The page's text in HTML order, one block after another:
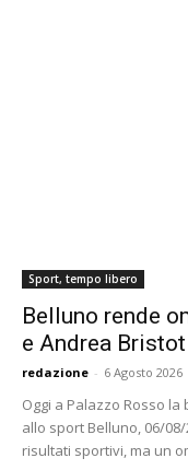
Sport, tempo libero
Belluno rende
e Andrea Bristot
redazione - 6 Agosto 2026
Oggi a Palazzo Rosso
allo sport Belluno, 06/
risultati sportivi, ma un